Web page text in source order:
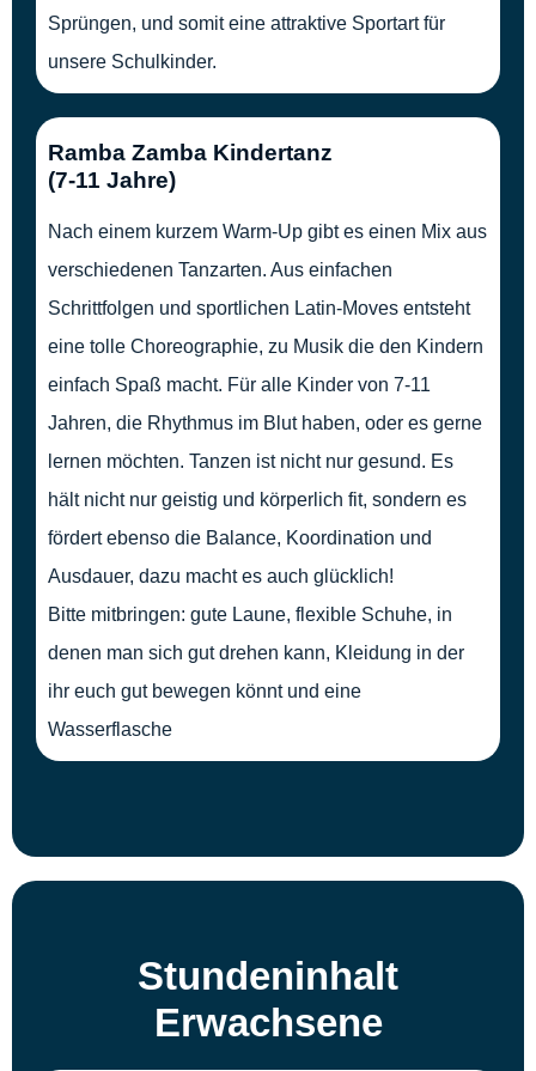
Sprüngen, und somit eine attraktive Sportart für
unsere Schulkinder.
Ramba Zamba Kindertanz
(7-11 Jahre)
Nach einem kurzem Warm-Up gibt es einen Mix aus
verschiedenen Tanzarten. Aus einfachen
Schrittfolgen und sportlichen Latin-Moves entsteht
eine tolle Choreographie, zu Musik die den Kindern
einfach Spaß macht. Für alle Kinder von 7-11
Jahren, die Rhythmus im Blut haben, oder es gerne
lernen möchten. Tanzen ist nicht nur gesund. Es
hält nicht nur geistig und körperlich fit, sondern es
fördert ebenso die Balance, Koordination und
Ausdauer, dazu macht es auch glücklich!
Bitte mitbringen: gute Laune, flexible Schuhe, in
denen man sich gut drehen kann, Kleidung in der
ihr euch gut bewegen könnt und eine
Wasserflasche
Stundeninhalt
Erwachsene